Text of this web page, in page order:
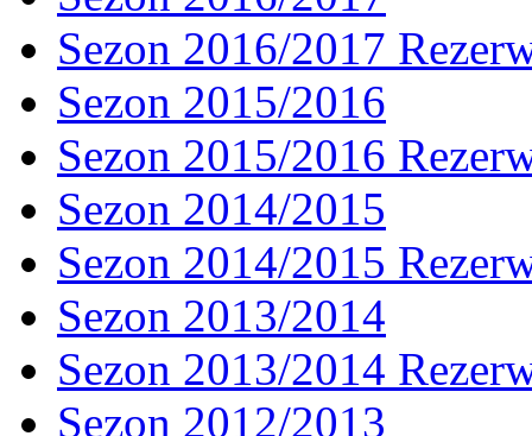
Sezon 2016/2017
Sezon 2015/2016
Sezon 2015/2016
Sezon 2014/2015
Sezon 2014/2015
Sezon 2013/2014
Sezon 2013/2014
Sezon 2012/2013